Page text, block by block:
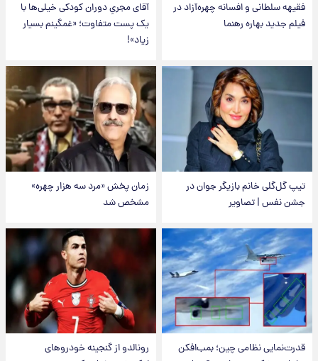
فقیهه سلطانی و افسانه چهره‌آزاد در
فیلم جدید بهاره رهنما
آقای مجریِ دوران کودکی خیلی‌ها با
یک پست متفاوت؛ «غمگینم بسیار
زیاد»!
تیپ گل‌گلی خانم بازیگر جوان در
جشن نفس | تصاویر
زمان پخش «مرد سه هزار چهره»
مشخص شد
قدرت‌نمایی نظامی چین؛ بمب‌افکن
رونالدو از گنجینه خودروهای